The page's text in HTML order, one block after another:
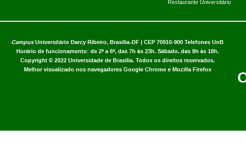
Restaurante Universitário
CampusUniversitário Darcy Ribeiro, Brasília-DF | CEP 70910-900 Telefones UnB
Horário de funcionamento: de 2ª a 6ª, das 7h às 23h. Sábado, das 8h às 18h.
Copyright © 2022 Universidade de Brasília. Todos os direitos reservados.
Melhor visualizado nos navegadores Google Chrome e Mozilla Firefox